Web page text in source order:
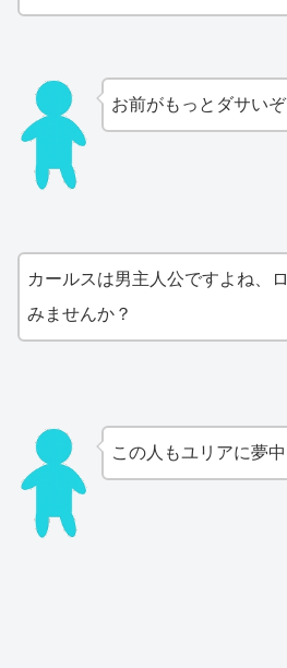
お前がもっとダサいぞ
カールスは男主人公ですよね、
みませんか？
この人もユリアに夢